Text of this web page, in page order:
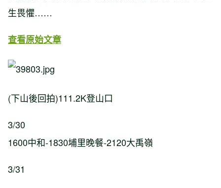
生畏懼……
查看原始文章
(下山後回拍)111.2K登山口
3/30
1600中和-1830埔里晚餐-2120大禹嶺
3/31